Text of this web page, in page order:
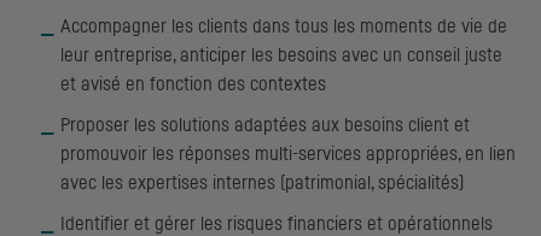
Accompagner les clients dans tous les moments de vie de
leur entreprise, anticiper les besoins avec un conseil juste
et avisé en fonction des contextes
Proposer les solutions adaptées aux besoins client et
promouvoir les réponses multi-services appropriées, en lien
avec les expertises internes (patrimonial, spécialités)
Identifier et gérer les risques financiers et opérationnels